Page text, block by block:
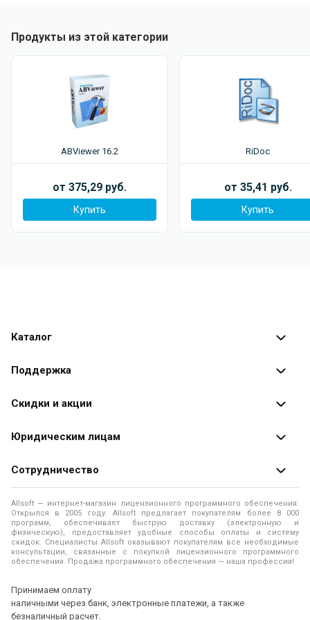
необходимости постоянного подключения к Интернету.
Это гарантирует конфиденциальность данных и
позволяет использовать программу в любом месте и в
любое время.
Среди дополнительных функций можно отметить:
Добавление водяных знаков: Наносите водяные
Изменение порядка страниц: Переставляйте
страницы в PDF-файлах по своему усмотрению.
инструмент для всех, кто часто работает с PDF-
отличным выбором как для личного, так и для
Продукты из этой категории
ABViewer 16.2
от 375,29 руб.
Купить
RiDoc
от 35,41 руб.
Купить
Принимаем оплату
наличными через банк, электронные платежи, а также
безналичный расчет.
Каталог
Каталог программ
Поддержка
Оплата заказов
Доставка заказа
Помощь
Правила продажи
Политика использования файлов Cookie
Скидки и акции
Специальные
Юридическим лицам
Продажа программ юридическим лицам
О лицензировании программного обеспечения
Программы для компьютера
Контакты
Сотрудничество
О магазине
Адреса и телефоны
Новости
Allsoft — интернет-магазин лицензионного программного обеспечения.
Открылся в 2005 году. Allsoft предлагает покупателям более 8 000
программ, обеспечивает быструю доставку (электронную и
физическую), предоставляет удобные способы оплаты и систему
скидок. Специалисты Allsoft оказывают покупателям все необходимые
консультации, связанные с покупкой лицензионного программного
обеспечения. Продажа программного обеспечения — наша профессия!